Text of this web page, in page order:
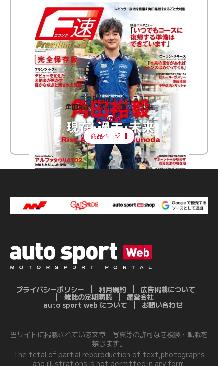
F速 Premium Vol.3
角田裕毅 現在・過去・未来
2,100円
商品ページ
プライバシーポリシー 利用規約
広告掲載について
雑誌の定期購読
運営会社
auto sport web について
お問い合わせ
当サイトに掲載されている文章・写真等の許可なき複製・転載を
禁じます。
The total of partial reporoduction of text,photographs
and illustrations is not permitted in any form.